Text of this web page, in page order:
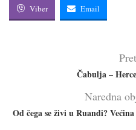
Viber Email
Čabulja –
Naredna
Od čega se živi u Ruandi?